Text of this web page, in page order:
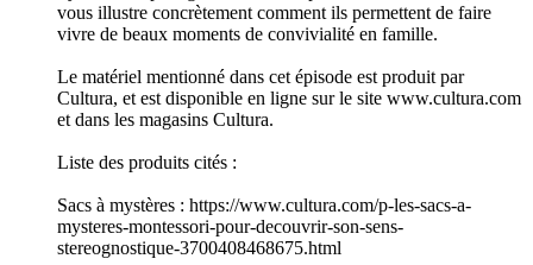
vous illustre concrètement comment ils permettent de faire
vivre de beaux moments de convivialité en famille.
Le matériel mentionné dans cet épisode est produit par
Cultura, et est disponible en ligne sur le site www.cultura.com
et dans les magasins Cultura.
Liste des produits cités :
Sacs à mystères : https://www.cultura.com/p-les-sacs-a-
mysteres-montessori-pour-decouvrir-son-sens-
stereognostique-3700408468675.html